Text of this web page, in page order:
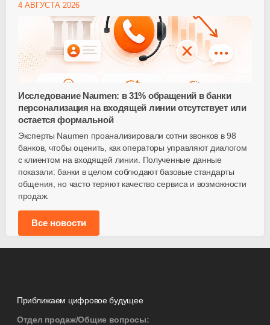
4 АВГУСТА 2026
Исследование Naumen: в 31% обращений в банки
персонализация на входящей линии отсутствует или
остается формальной
Эксперты Naumen проанализировали сотни звонков в 98
банков, чтобы оценить, как операторы управляют диалогом
с клиентом на входящей линии. Полученные данные
показали: банки в целом соблюдают базовые стандарты
общения, но часто теряют качество сервиса и возможности
продаж.
Все новости
Приближаем цифровое будущее
Отдел продаж/Общие вопросы: